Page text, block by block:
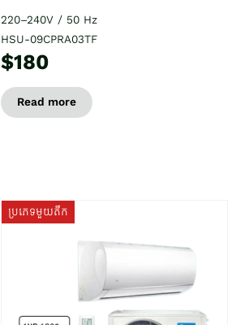
220–240V / 50 Hz
HSU-09CPRA03TF
$180
Read more
ប្រភេទមួយតឹក